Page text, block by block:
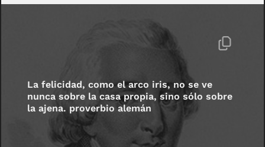
La felicidad, como el arco iris, no se ve
nunca sobre la casa propia, sino sólo sobre
la ajena. proverbio alemán